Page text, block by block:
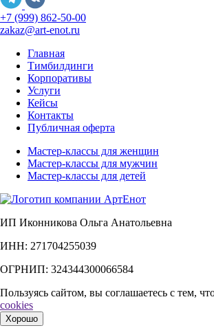
+7 (999) 862-50-00
zakaz@art-enot.ru
Главная
Тимбилдинги
Корпоративы
Услуги
Кейсы
Контакты
Публичная оферта
Мастер-классы для женщин
Мастер-классы для мужчин
Мастер-классы для детей
ИП Иконникова Ольга Анатольевна
ИНН: 271704255039
ОГРНИП: 324344300066584
Пользуясь сайтом, вы соглашаетесь с тем,
cookies
Хорошо